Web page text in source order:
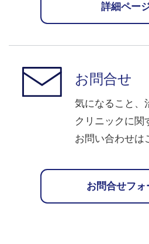
詳細ペー
お問合せ
気になること、
クリニックに関
お問い合わせは
お問合せフォ